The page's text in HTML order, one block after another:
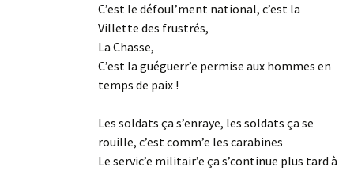
C’est le défoul’ment national, c’est la
Villette des frustrés,
La Chasse,
C’est la guéguerr’e permise aux hommes en
temps de paix !
Les soldats ça s’enraye, les soldats ça se
rouille, c’est comm’e les carabines
Le servic’e militair’e ça s’continue plus tard à